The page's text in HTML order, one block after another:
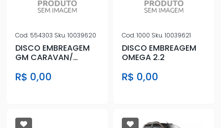
Cod. 554303 Sku.10039620
DISCO EMBREAGEM
GM CARAVAN/
DIPLOMATA 1989
R$ 0,00
Cod.1000 Sku.10039621
DISCO EMBREAGEM
OMEGA 2.2
R$ 0,00